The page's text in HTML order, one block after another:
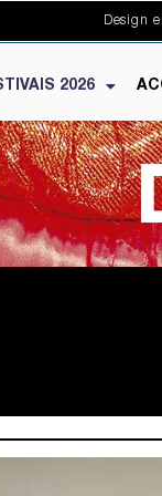
Design
2026